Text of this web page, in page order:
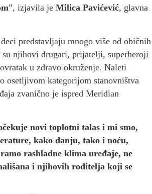
”, izjavila je Milica Pavićević, glavna
predstavljaju mnogo više od običnih
njihovi drugari, prijatelji, superheroji
u zdravo okruženje. Naleti
osetljivom kategorijom stanovništva
zvanično je ispred Meridian
novi toplotni talas i mi smo,
kako danju, tako i noću,
rashladne klima uređaje, ne
i njihovih roditelja koji se